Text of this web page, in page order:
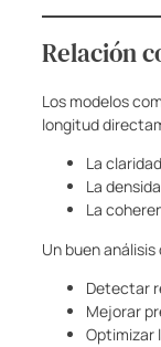
Relación
Los modelos
longitud
La
La
La
Un buen
Detectar
Mejorar
Optimizar